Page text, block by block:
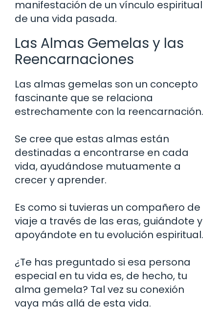
manifestación de un vínculo espiritual
de una vida pasada.
Las Almas Gemelas y las
Reencarnaciones
Las almas gemelas son un concepto
fascinante que se relaciona
estrechamente con la reencarnación.
Se cree que estas almas están
destinadas a encontrarse en cada
vida, ayudándose mutuamente a
crecer y aprender.
Es como si tuvieras un compañero de
viaje a través de las eras, guiándote y
apoyándote en tu evolución espiritual.
¿Te has preguntado si esa persona
especial en tu vida es, de hecho, tu
alma gemela? Tal vez su conexión
vaya más allá de esta vida.